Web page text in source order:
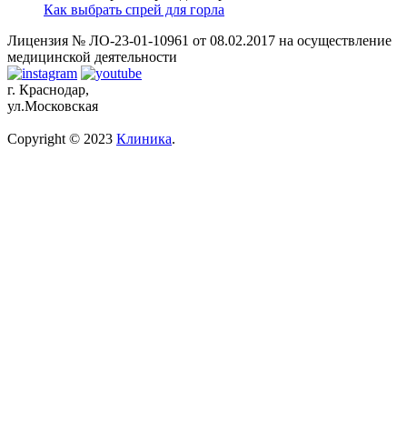
Как выбрать спрей для горла
Лицензия № ЛО-23-01-10961 от 08.02.2017 на осуществление
медицинской деятельности
г. Краснодар,
ул.Московская
Copyright © 2023 Клиника.